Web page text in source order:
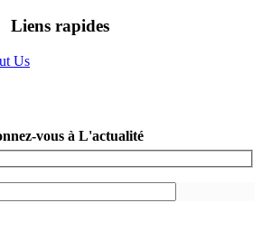
Liens rapides
Us
vous à L'actualité